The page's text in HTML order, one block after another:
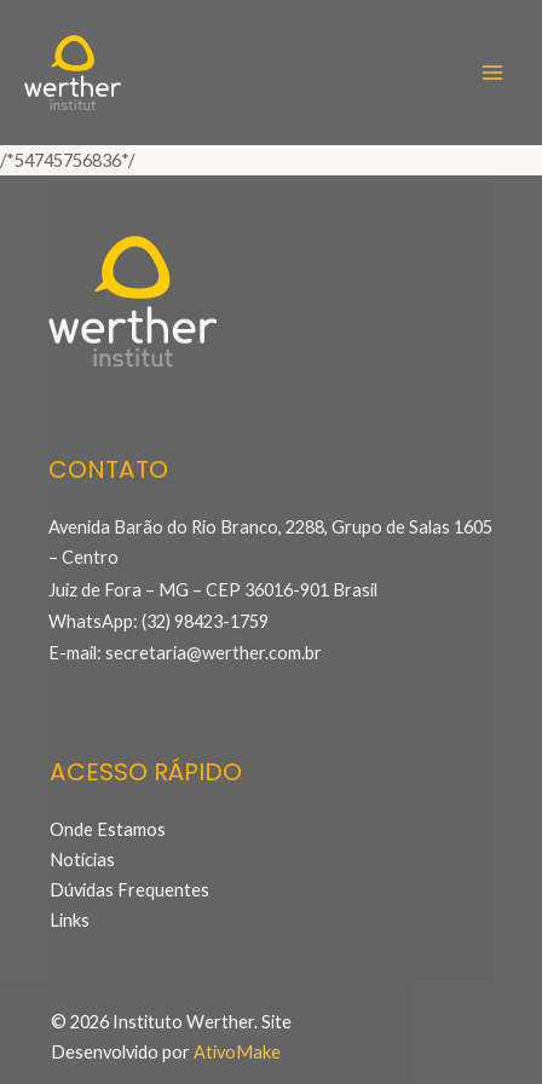
/*54745756836*/
CONTATO
Avenida Barão do Rio Branco, 2288, Grupo de Salas 1605
– Centro
Juiz de Fora – MG – CEP 36016-901 Brasil
WhatsApp: (32) 98423-1759
E-mail: secretaria@werther.com.br
ACESSO RÁPIDO
Onde Estamos
Notícias
Dúvidas Frequentes
Links
© 2026 Instituto Werther. Site
Desenvolvido porAtivoMake